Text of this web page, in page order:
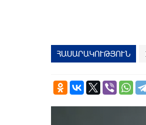
ՀԱՍԱՐԱԿՈՒԹՅՈՒՆ